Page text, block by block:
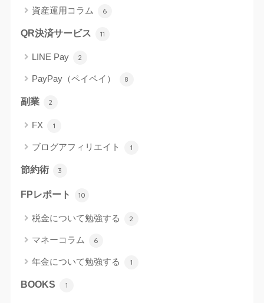
資産運用コラム 6
QR決済サービス 11
LINE Pay 2
PayPay（ペイペイ） 8
副業 2
FX 1
ブログアフィリエイト 1
節約術 3
FPレポート 10
税金について勉強する 2
マネーコラム 6
年金について勉強する 1
BOOKS 1